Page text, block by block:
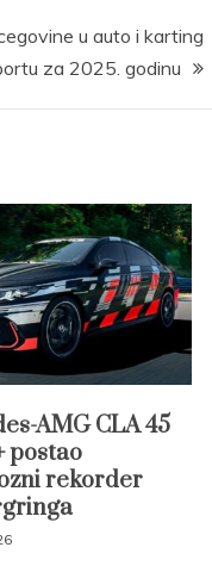
u auto i karting
za 2025. godinu
AMG CLA 45
postao
rekorder